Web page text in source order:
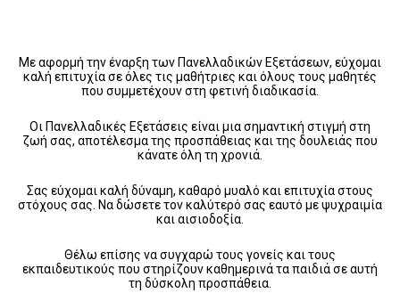
Με αφορμή την έναρξη των Πανελλαδικών Εξετάσεων, εύχομαι
καλή επιτυχία σε όλες τις μαθήτριες και όλους τους μαθητές
που συμμετέχουν στη φετινή διαδικασία.
Οι Πανελλαδικές Εξετάσεις είναι μια σημαντική στιγμή στη
ζωή σας, αποτέλεσμα της προσπάθειας και της δουλειάς που
κάνατε όλη τη χρονιά.
Σας εύχομαι καλή δύναμη, καθαρό μυαλό και επιτυχία στους
στόχους σας. Να δώσετε τον καλύτερό σας εαυτό με ψυχραιμία
και αισιοδοξία.
Θέλω επίσης να συγχαρώ τους γονείς και τους
εκπαιδευτικούς που στηρίζουν καθημερινά τα παιδιά σε αυτή
τη δύσκολη προσπάθεια.